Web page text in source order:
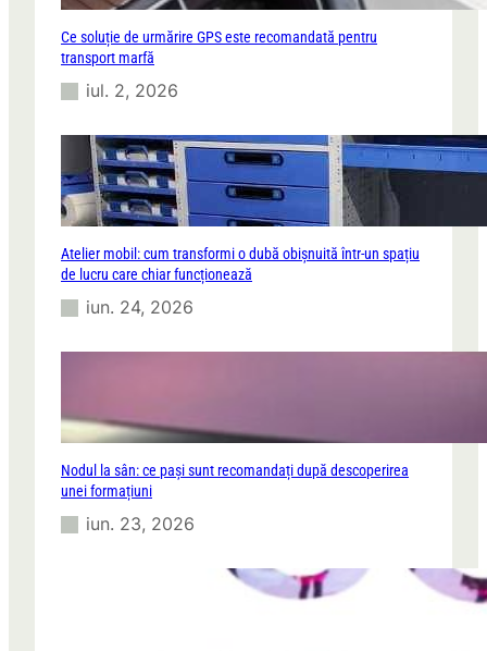
Ce soluție de urmărire GPS este recomandată pentru
transport marfă
iul. 2, 2026
Atelier mobil: cum transformi o dubă obișnuită într-un spațiu
de lucru care chiar funcționează
iun. 24, 2026
Nodul la sân: ce pași sunt recomandați după descoperirea
unei formațiuni
iun. 23, 2026